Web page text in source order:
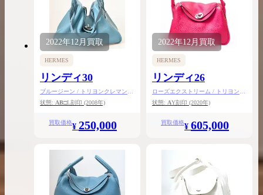
2022年12月 買取
HERMES
リンディ30
ブルージーン / トリヨンクレマンス
/ シルバー金具
状態: AB□L刻印 (2008年)
買取価格¥ 250,000
2022年12月買取
HERMES
リンディ26
ローズエクストリーム / トリヨンク
レマンス / シルバー金具
状態: AY刻印 (2020年)
買取価格¥ 605,000